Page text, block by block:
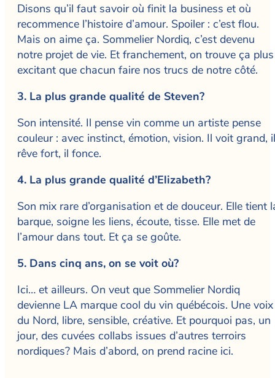
Disons qu’il faut savoir où finit la business et où
recommence l’histoire d’amour. Spoiler : c’est flou.
Mais on aime ça. Sommelier Nordiq, c’est devenu
notre projet de vie. Et franchement, on trouve ça plus
excitant que chacun faire nos trucs de notre côté.
3. La plus grande qualité de Steven?
Son intensité. Il pense vin comme un artiste pense
couleur : avec instinct, émotion, vision. Il voit grand, il
rêve fort, il fonce.
4. La plus grande qualité d’Elizabeth?
Son mix rare d’organisation et de douceur. Elle tient
barque, soigne les liens, écoute, tisse. Elle met de
l’amour dans tout. Et ça se goûte.
5. Dans cinq ans, on se voit où?
Ici… et ailleurs. On veut que Sommelier Nordiq
devienne LA marque cool du vin québécois. Une voix
du Nord, libre, sensible, créative. Et pourquoi pas, un
jour, des cuvées collabs issues d’autres terroirs
nordiques? Mais d’abord, on prend racine ici.